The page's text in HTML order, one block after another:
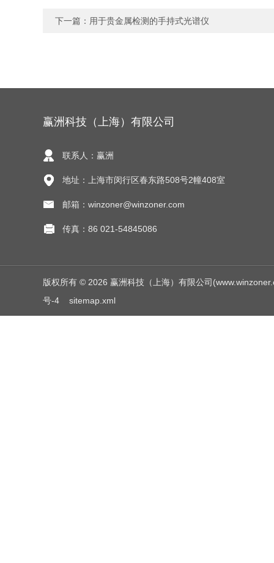
下一篇： 用于贵金属检测的手持式光谱仪
赢洲科技（上海）有限公司
联系人：赢洲
地址：上海市闵行区春东路508号2幢408室
邮箱：winzoner@winzoner.com
传真：86 021-54845086
版权所有 © 2026 赢洲科技（上海）有限公司
号-4
sitemap.xml